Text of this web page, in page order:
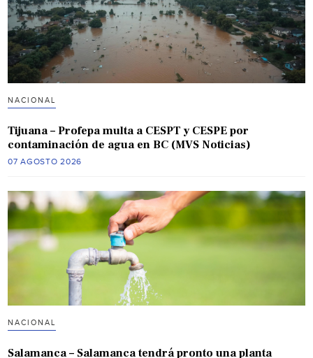
NACIONAL
Tijuana – Profepa multa a CESPT y CESPE por
contaminación de agua en BC (MVS Noticias)
07 AGOSTO 2026
NACIONAL
Salamanca – Salamanca tendrá pronto una planta